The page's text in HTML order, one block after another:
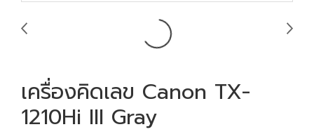
เครื่องคิดเลข Canon TX-
1210Hi III Gray